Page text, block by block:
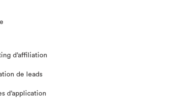
d’affiliation
de leads
d’application